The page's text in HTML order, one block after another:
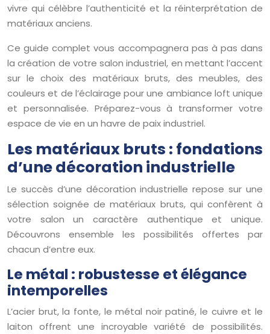
vivre qui célèbre l’authenticité et la réinterprétation de
matériaux anciens.
Ce guide complet vous accompagnera pas à pas dans
la création de votre salon industriel, en mettant l’accent
sur le choix des matériaux bruts, des meubles, des
couleurs et de l’éclairage pour une ambiance loft unique
et personnalisée. Préparez-vous à transformer votre
espace de vie en un havre de paix industriel.
Les matériaux bruts : fondations
d’une décoration industrielle
Le succès d’une décoration industrielle repose sur une
sélection soignée de matériaux bruts, qui confèrent à
votre salon un caractère authentique et unique.
Découvrons ensemble les possibilités offertes par
chacun d’entre eux.
Le métal : robustesse et élégance
intemporelles
L’acier brut, la fonte, le métal noir patiné, le cuivre et le
laiton offrent une incroyable variété de possibilités.